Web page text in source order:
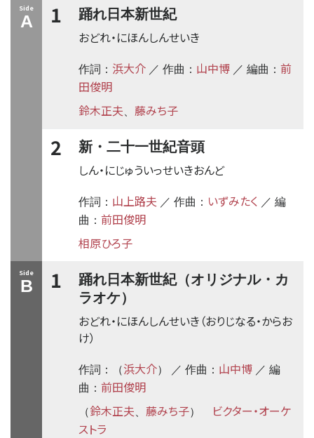
Side
A 1 踊れ日本新世紀
おどれ・にほんしんせいき
作詞： 浜大介 ／ 作曲： 山中博 ／ 編曲： 前
田俊明
鈴木正夫
藤みち子
2 新・二十一世紀音頭
しん・にじゅういっせいきおんど
作詞： 山上路夫 ／ 作曲： いずみたく ／ 編
曲： 前田俊明
相原ひろ子
Side
B 1
踊れ日本新世紀（オリジナル・カ
ラオケ）
おどれ・にほんしんせいき（おりじなる・からお
け）
作詞：（浜大介） ／ 作曲： 山中博 ／ 編
曲： 前田俊明
（鈴木正夫 藤みち子）
ビクター・オーケ
ストラ